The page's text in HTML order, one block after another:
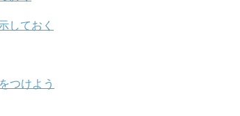
しておく
つけよう